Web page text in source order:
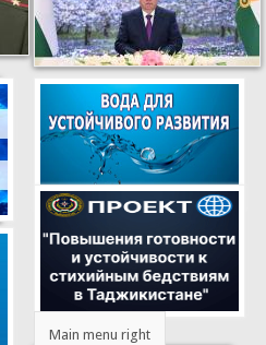
Main menu right